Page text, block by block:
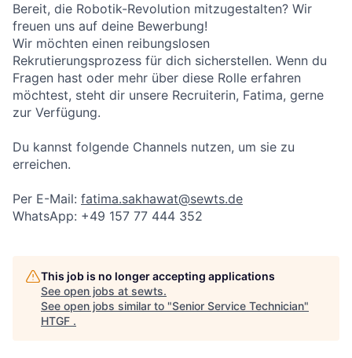
Bereit, die Robotik-Revolution mitzugestalten? Wir
freuen uns auf deine Bewerbung!
Wir möchten einen reibungslosen
Rekrutierungsprozess für dich sicherstellen. Wenn du
Fragen hast oder mehr über diese Rolle erfahren
möchtest, steht dir unsere Recruiterin, Fatima, gerne
zur Verfügung.
Du kannst folgende Channels nutzen, um sie zu
erreichen.
Per E-Mail: fatima.sakhawat@sewts.de
WhatsApp: +49 157 77 444 352
This job is no longer accepting applications
See open jobs at sewts.
See open jobs similar to "Senior Service Technician"
HTGF .